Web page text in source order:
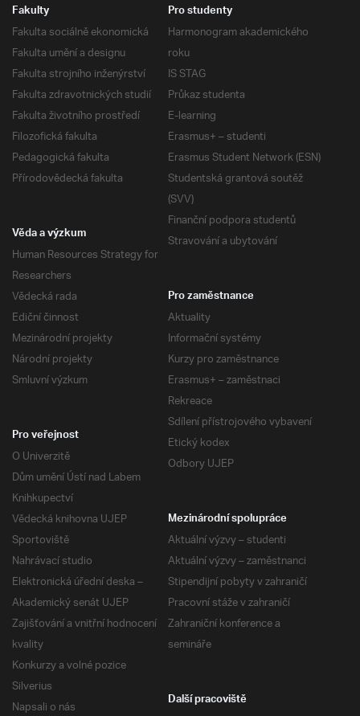
Fakulty
Fakulta sociálně ekonomická
Fakulta umění a designu
Fakulta strojního inženýrství
Fakulta zdravotnických studií
Fakulta životního prostředí
Filozofická fakulta
Pedagogická fakulta
Přírodovědecká fakulta
Pro studenty
Harmonogram akademického
roku
IS STAG
Průkaz studenta
E-learning
Erasmus+ – studenti
Erasmus Student Network (ESN)
Studentská grantová soutěž
(SVV)
Finanční podpora studentů
Stravování a ubytování
Věda a výzkum
Human Resources Strategy for
Researchers
Vědecká rada
Ediční činnost
Mezinárodní projekty
Národní projekty
Smluvní výzkum
Pro zaměstnance
Aktuality
Informační systémy
Kurzy pro zaměstnance
Erasmus+ – zaměstnaci
Rekreace
Sdílení přístrojového vybavení
Etický kodex
Odbory UJEP
Pro veřejnost
O Univerzitě
Dům umění Ústí nad Labem
Knihkupectví
Vědecká knihovna UJEP
Sportoviště
Nahrávací studio
Elektronická úřední deska –
Akademický senát UJEP
Zajišťování a vnitřní hodnocení
kvality
Konkurzy a volné pozice
Silverius
Napsali o nás
Mezinárodní spolupráce
Aktuální výzvy – studenti
Aktuální výzvy – zaměstnanci
Stipendijní pobyty v zahraničí
Pracovní stáže v zahraničí
Zahraniční konference a
semináře
Další pracoviště